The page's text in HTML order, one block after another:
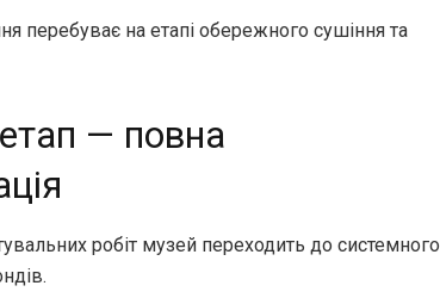
перебуває на етапі обережного сушіння та
— повна
робіт музей переходить до системного